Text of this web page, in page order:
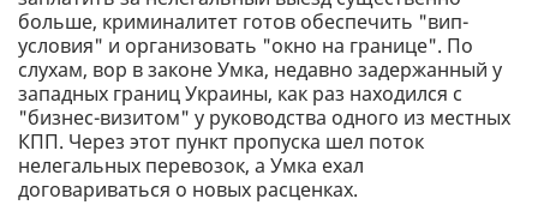
больше, криминалитет готов обеспечить "вип-
условия" и организовать "окно на границе". По
слухам, вор в законе Умка, недавно задержанный у
западных границ Украины, как раз находился с
"бизнес-визитом" у руководства одного из местных
КПП. Через этот пункт пропуска шел поток
нелегальных перевозок, а Умка ехал
договариваться о новых расценках.